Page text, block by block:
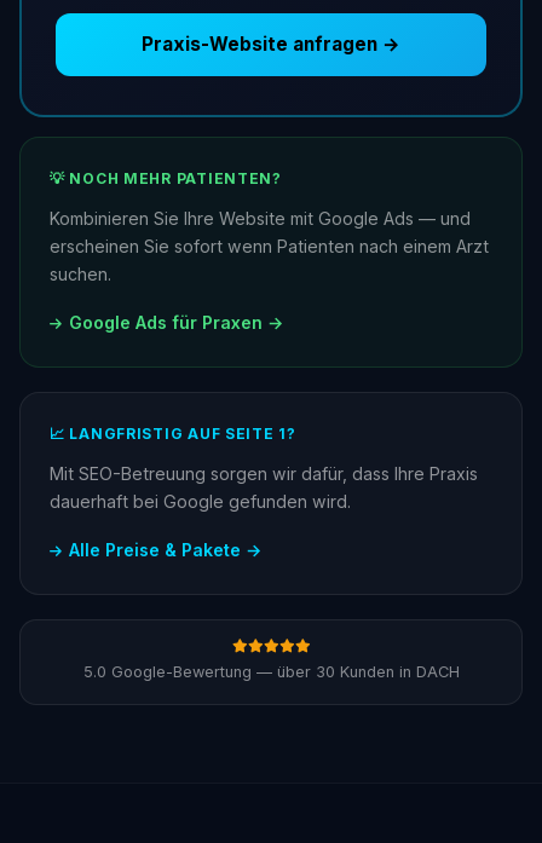
Praxis-Website anfragen →
💡 NOCH MEHR PATIENTEN?
Kombinieren Sie Ihre Website mit Google Ads — und
erscheinen Sie sofort wenn Patienten nach einem Arzt
suchen.
Google Ads für Praxen →
📈 LANGFRISTIG AUF SEITE 1?
Mit SEO-Betreuung sorgen wir dafür, dass Ihre Praxis
dauerhaft bei Google gefunden wird.
Alle Preise & Pakete →
5.0 Google-Bewertung — über 30 Kunden in DACH